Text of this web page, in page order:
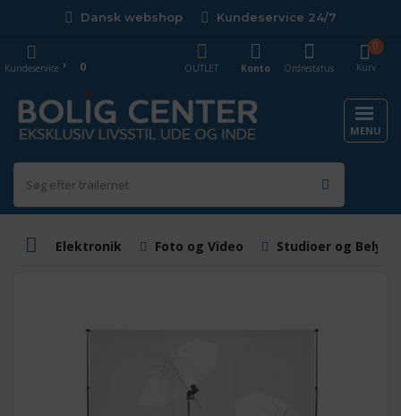
Dansk webshop Kundeservice 24/7
Kurv
0
OUTLET
Konto Ordrestatus
Kundeservice 0
MENU
Elektronik Foto og Video Studioer og